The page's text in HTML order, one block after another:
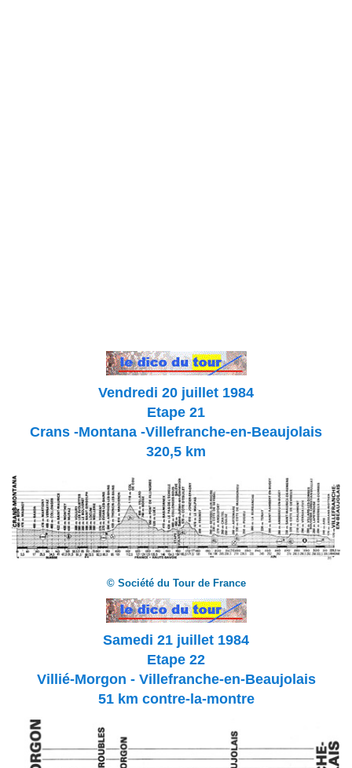
Vendredi 20 juillet 1984
Etape 21
Crans -Montana -Villefranche-en-Beaujolais
320,5 km
© Société du Tour de France
Samedi 21 juillet 1984
Etape 22
Villié-Morgon - Villefranche-en-Beaujolais
51 km contre-la-montre